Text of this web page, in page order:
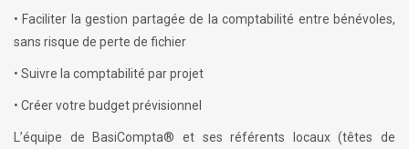
• Faciliter la gestion partagée de la comptabilité entre bénévoles,
sans risque de perte de fichier
• Suivre la comptabilité par projet
• Créer votre budget prévisionnel
L’équipe de BasiCompta® et ses référents locaux (têtes de